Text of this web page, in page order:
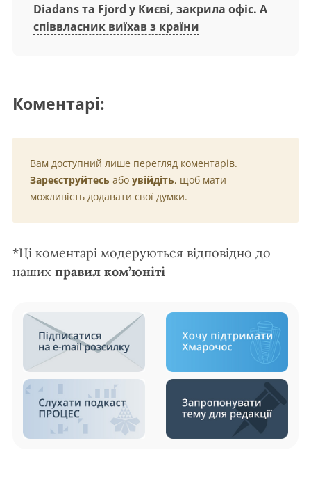
Diadans та Fjord у Києві, закрила офіс. А
співвласник виїхав з країни
Коментарі:
Вам доступний лише перегляд коментарів.
Зареєструйтесь або увійдіть, щоб мати
можливість додавати свої думки.
*Ці коментарі модеруються відповідно до
наших правил ком’юніті